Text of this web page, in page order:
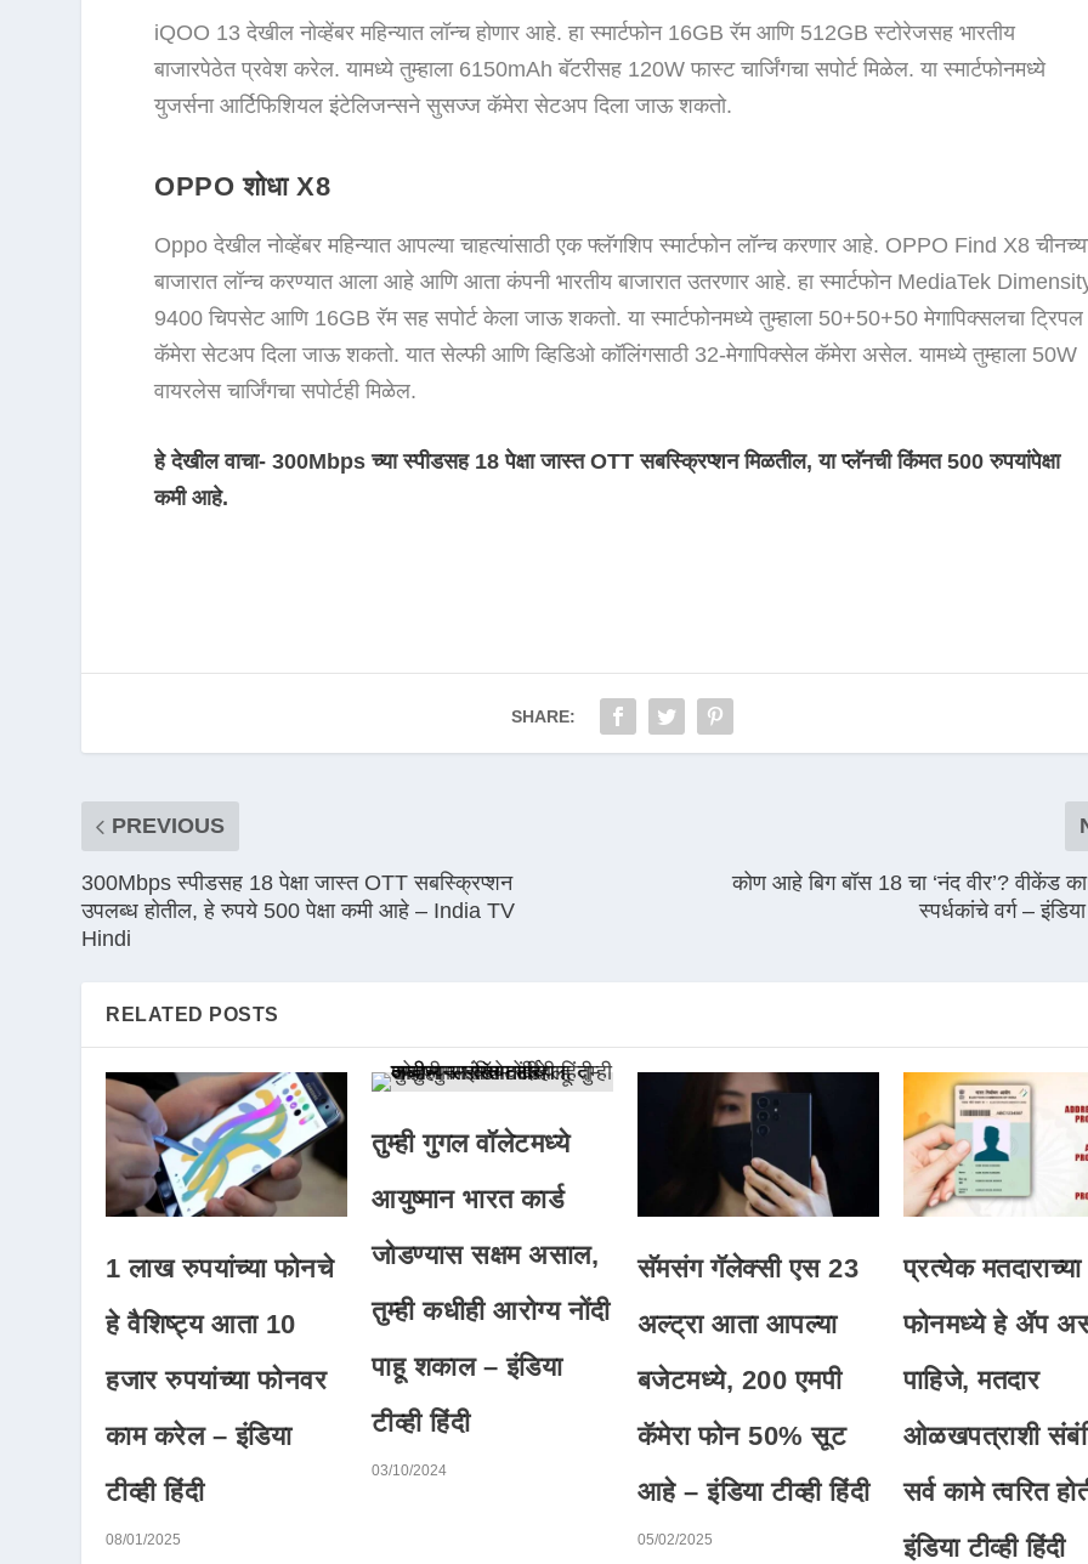
iQOO 13 देखील नोव्हेंबर महिन्यात लॉन्च होणार आहे. हा स्मार्टफोन 16GB रॅम आणि 512GB स्टोरेजसह भारतीय
बाजारपेठेत प्रवेश करेल. यामध्ये तुम्हाला 6150mAh बॅटरीसह 120W फास्ट चार्जिंगचा सपोर्ट मिळेल. या स्मार्टफोनमध्ये
युजर्सना आर्टिफिशियल इंटेलिजन्सने सुसज्ज कॅमेरा सेटअप दिला जाऊ शकतो.
OPPO शोधा X8
Oppo देखील नोव्हेंबर महिन्यात आपल्या चाहत्यांसाठी एक फ्लॅगशिप स्मार्टफोन लॉन्च करणार आहे. OPPO Find X8
बाजारात लॉन्च करण्यात आला आहे आणि आता कंपनी भारतीय बाजारात उतरणार आहे. हा स्मार्टफोन MediaTek
9400 चिपसेट आणि 16GB रॅम सह सपोर्ट केला जाऊ शकतो. या स्मार्टफोनमध्ये तुम्हाला 50+50+50 मेगापिक्सलचा ट्रिपल
कॅमेरा सेटअप दिला जाऊ शकतो. यात सेल्फी आणि व्हिडिओ कॉलिंगसाठी 32-मेगापिक्सेल कॅमेरा असेल. यामध्ये तुम्हाला 50W
वायरलेस चार्जिंगचा सपोर्टही मिळेल.
हे देखील वाचा- 300Mbps च्या स्पीडसह 18 पेक्षा जास्त OTT सबस्क्रिप्शन मिळतील, या प्लॅनची ​​किंमत 500 रुपयांपेक्षा
कमी आहे.
SHARE:
PREVIOUS
300Mbps स्पीडसह 18 पेक्षा जास्त OTT सबस्क्रिप्शन
उपलब्ध होतील, हे रुपये 500 पेक्षा कमी आहे – India TV
Hindi
कोण आहे बिग बॉस 18 चा ‘नंद वीर’? वीकेंड
स्पर्धकांचे वर्ग – इंडिया
RELATED POSTS
1 लाख रुपयांच्या फोनचे
हे वैशिष्ट्य आता 10
हजार रुपयांच्या फोनवर
काम करेल – इंडिया
टीव्ही हिंदी
08/01/2025
तुम्ही गुगल वॉलेटमध्ये
आयुष्मान भारत कार्ड
जोडण्यास सक्षम असाल,
तुम्ही कधीही आरोग्य नोंदी
पाहू शकाल – इंडिया
टीव्ही हिंदी
03/10/2024
सॅमसंग गॅलेक्सी एस 23
अल्ट्रा आता आपल्या
बजेटमध्ये, 200 एमपी
कॅमेरा फोन 50% सूट
आहे – इंडिया टीव्ही हिंदी
05/02/2025
प्रत्येक मतदाराच्या
फोनमध्ये हे ॲप
पाहिजे, मतदार
ओळखपत्राशी
सर्व कामे त्वरित
इंडिया टीव्ही हिंदी